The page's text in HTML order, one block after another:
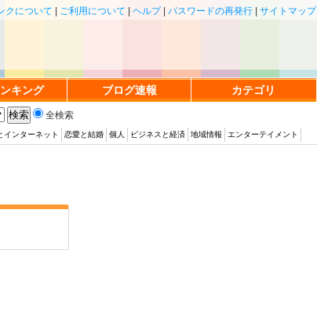
クについて ご利用について ヘルプ| パスワードの再発行 サイトマップ
キング ブログ速報 カテゴリ
全検索
インターネット 恋愛と結婚 個人 ビジネスと経済 地域情報 エンターテイメント